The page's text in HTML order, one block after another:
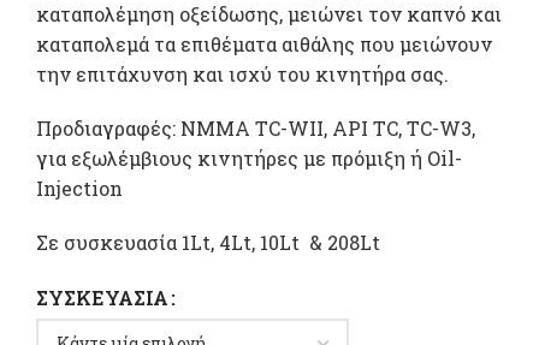
καταπολέμηση οξείδωσης, μειώνει τον καπνό και
καταπολεμά τα επιθέματα αιθάλης που μειώνουν
την επιτάχυνση και ισχύ του κινητήρα σας.
Προδιαγραφές: NMMA TC-WII, API TC, TC-W3,
για εξωλέμβιους κινητήρες με πρόμιξη ή Oil-
Injection
Σε συσκευασία 1Lt, 4Lt, 10Lt & 208Lt
ΣΥΣΚΕΥΑΣΊΑ